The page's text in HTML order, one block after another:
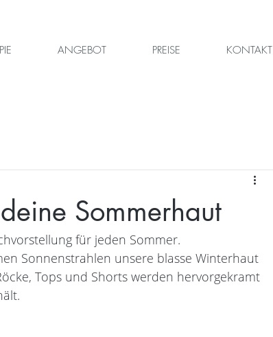
ANGEBOT PREISE KONTAKT
Sommerhaut
für jeden Sommer.
Sonnenstrahlen unsere blasse Winterhaut
Tops und Shorts werden hervorgekramt